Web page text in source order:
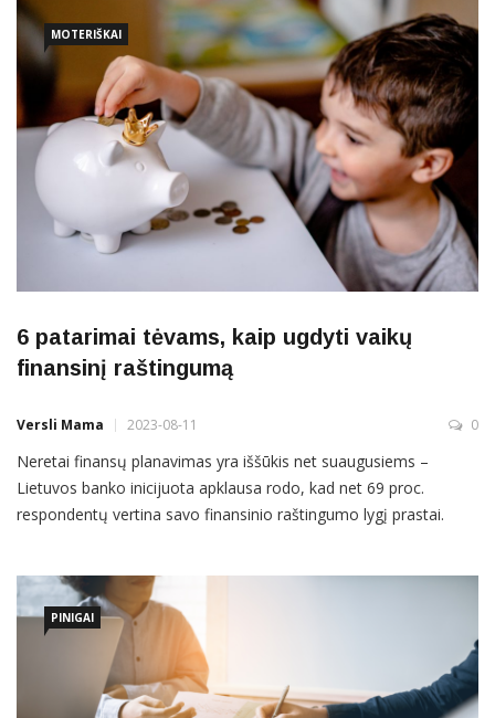
įmonėmis, prekiaujančiomis deimantų biržoje ir veikia kaip
MOTERIŠKAI
6 patarimai tėvams, kaip ugdyti vaikų
finansinį raštingumą
Versli Mama 2023-08-11 0
Neretai finansų planavimas yra iššūkis net suaugusiems –
Lietuvos banko inicijuota apklausa rodo, kad net 69 proc.
respondentų vertina savo finansinio raštingumo lygį prastai.
raštingumo pamokomis? Formulė gana paprasta – atsakingas
tėvų požiūris į
PINIGAI